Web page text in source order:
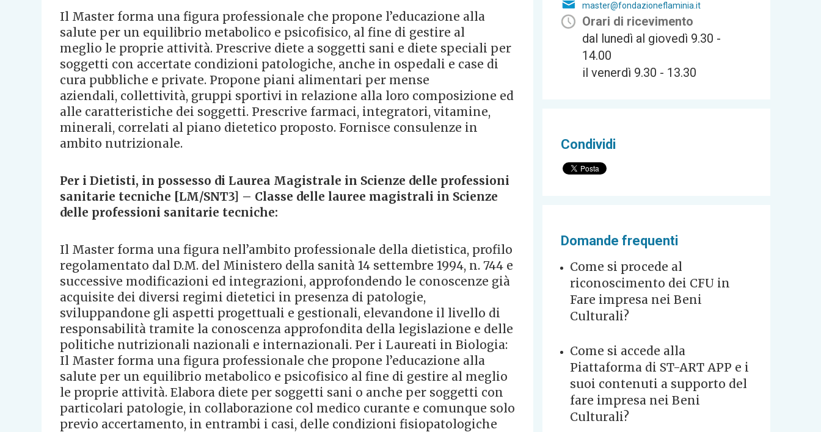
Il Master forma una figura professionale che propone l’educazione alla
salute per un equilibrio metabolico e psicofisico, al fine di gestire al
meglio le proprie attività. Prescrive diete a soggetti sani e diete speciali per
soggetti con accertate condizioni patologiche, anche in ospedali e case di
cura pubbliche e private. Propone piani alimentari per mense
aziendali, collettività, gruppi sportivi in relazione alla loro composizione ed
alle caratteristiche dei soggetti. Prescrive farmaci, integratori, vitamine,
minerali, correlati al piano dietetico proposto. Fornisce consulenze in
ambito nutrizionale.
Per i Dietisti, in possesso di Laurea Magistrale in Scienze delle professioni
sanitarie tecniche [LM/SNT3] – Classe delle lauree magistrali in Scienze
delle professioni sanitarie tecniche:
Il Master forma una figura nell’ambito professionale della dietistica, profilo
regolamentato dal D.M. del Ministero della sanità 14 settembre 1994, n. 744 e
successive modificazioni ed integrazioni, approfondendo le conoscenze già
acquisite dei diversi regimi dietetici in presenza di patologie,
sviluppandone gli aspetti progettuali e gestionali, elevandone il livello di
responsabilità tramite la conoscenza approfondita della legislazione e delle
politiche nutrizionali nazionali e internazionali. Per i Laureati in Biologia:
Il Master forma una figura professionale che propone l’educazione alla
salute per un equilibrio metabolico e psicofisico al fine di gestire al meglio
le proprie attività. Elabora diete per soggetti sani o anche per soggetti con
particolari patologie, in collaborazione col medico curante e comunque solo
previo accertamento, in entrambi i casi, delle condizioni fisiopatologiche
master@fondazioneflaminia.it
Orari di ricevimento
dal lunedì al giovedì 9.30 -
14.00
il venerdì 9.30 - 13.30
Condividi
Domande frequenti
Come si procede al
riconoscimento dei CFU in
Fare impresa nei Beni
Culturali?
Come si accede alla
Piattaforma di ST-ART APP e i
suoi contenuti a supporto del
fare impresa nei Beni
Culturali?